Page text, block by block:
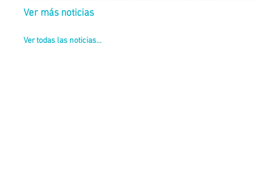
Ver más noticias
Ver todas las noticias...